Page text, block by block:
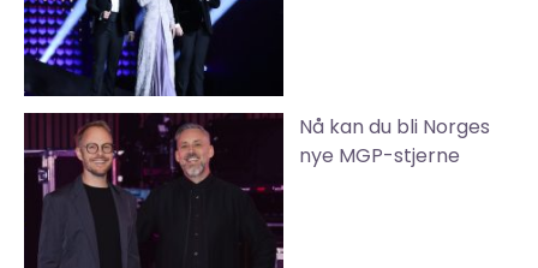
Nå kan du bli Norges
nye MGP-stjerne